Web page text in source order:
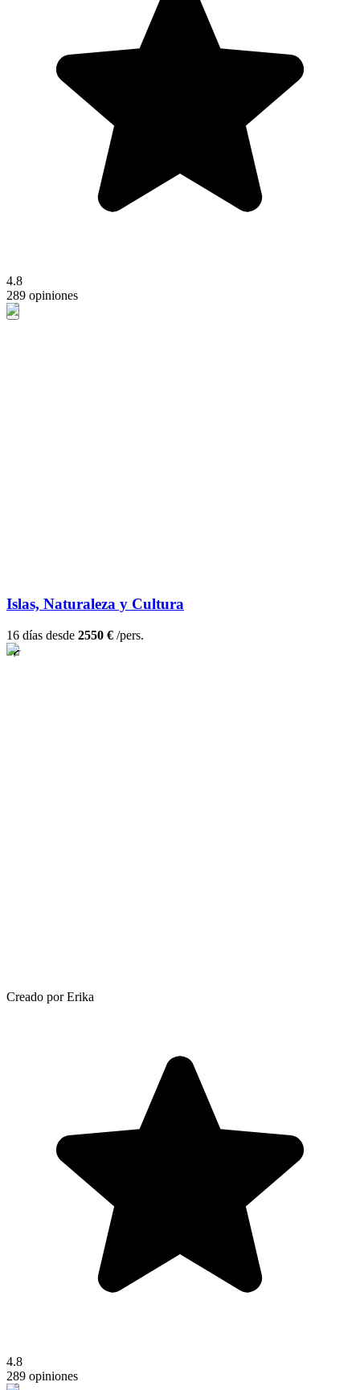
4.8
289 opiniones
Islas, Naturaleza y Cultura
16 días desde 2550 € /pers.
Creado por Erika
4.8
289 opiniones